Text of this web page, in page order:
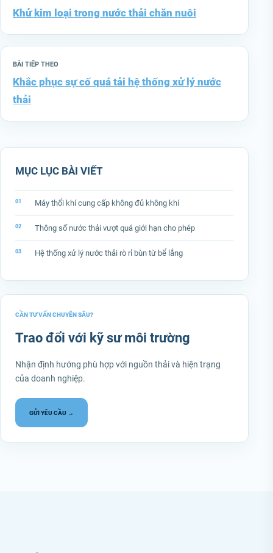
Khử kim loại trong nước thải chăn nuôi
BÀI TIẾP THEO
Khắc phục sự cố quá tải hệ thống xử lý nước
thải
MỤC LỤC BÀI VIẾT
Máy thổi khí cung cấp không đủ không khí
Thông số nước thải vượt quá giới hạn cho phép
Hệ thống xử lý nước thải rò rỉ bùn từ bể lắng
CẦN TƯ VẤN CHUYÊN SÂU?
Trao đổi với kỹ sư môi trường
Nhận định hướng phù hợp với nguồn thải và hiện trạng
của doanh nghiệp.
GỬI YÊU CẦU →